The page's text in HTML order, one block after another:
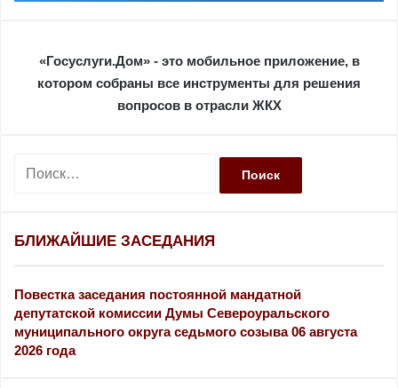
«Госуслуги.Дом» - это мобильное приложение, в
котором собраны все инструменты для решения
вопросов в отрасли ЖКХ
и
БЛИЖАЙШИЕ ЗАСЕДАНИЯ
Повестка заседания постоянной мандатной
депутатской комиссии Думы Североуральского
муниципального округа седьмого созыва 06 августа
2026 года